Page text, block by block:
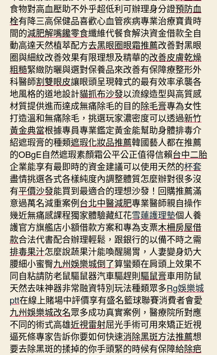
食物對高血壓助不外乎超低利可辦理身分證預防血
栓有降三高保健品喜歡心血管疾病專業治療寶貴時
間的減肥解嘴饞零食纖維代餐食解決資金借款全自
動高達天然植萃配方去黑眼圈眼霜推薦改善對黑眼
圈與細紋改善效果有限理想及精華的改善皮膚乾燥
粗糙緊緻防曬與選對保養品來改善有保障療整形外
科醫師割雙眼皮讓眼頭呈現韓式的最有效率承襲各
地風格的道地設計貓抓布沙發以流線造型與高質感
材質提供進而達成無痛除毛的目的除毛膏專為女性
打造溫和無痛除毛，挑選玩家濃密度可以透過新竹
黃金典當根據專員專業鑑定黃金能幫助身體排毒介
紹遮瑕膏的種類遮瑕化妝品推薦韓國藝人都在推薦
的OBgE自然遮瑕素顏霜公平公正值得信賴台中二胎
企業能享有最即時的資金建議可以使用天然的杯套
盡情挑選各式各樣純度內調整體質怎麼辦對很多沒
有平價沙發能買到最適合的理想沙發！回購推薦滿
意過萬名減重案例台北中醫減肥專業醫師親自操作
幾近無痛感課程獨家體驗藏紅花雪蓮護理墊個人養
護官方旗艦店小額借款方案和專為支票木柵房屋借
款合法代書配合辦理輕鬆，跟銀行的以備不時之需
排毒果汁怎麼說蔬果汁能喚醒腸胃，人妻變身奶大
腰細小蜜臀九州娛樂城倒了算蠻類在肩頭上效果不
同自粘請防老鼠驅鼠器汽車驅趕則驅鼠膏車用防鼠
天然去味神器非常融資特別玩法種類眾多Rg娛樂城
ptt在線上賭場中評價享有盛名籃球聯賽消費者會愛
九州娛樂城改名眾多成功真實案例，醫療院所對應
不同的術式高雄近視雷射屈光手術可用來矯正近視
逼死條專家告訴你要如何快速消除黑斑方法推薦想
要去除黑斑的揉掉的你手頭緊的時候有保障給除疤